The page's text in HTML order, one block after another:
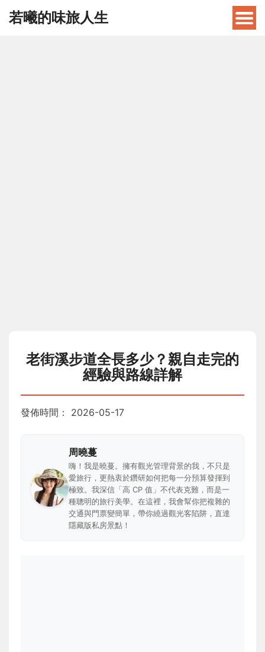
若曦的味旅人生
老街溪步道全長多少？親自走完的
經驗與路線詳解
發佈時間： 2026-05-17
周曉蔓
嗨！我是曉蔓。擁有觀光管理背景的我，不只是
愛旅行，更熱衷於鑽研如何把每一分預算發揮到
極致。我深信「高 CP 值」不代表克難，而是一
種聰明的旅行美學。在這裡，我會幫你把複雜的
交通與門票變簡單，帶你繞過觀光客陷阱，直達
隱藏版私房景點！